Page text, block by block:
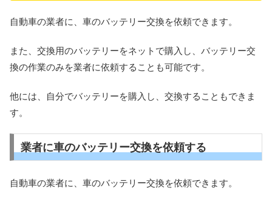
自動車の業者に、車のバッテリー交換を依頼できます。
また、交換用のバッテリーをネットで購入し、バッテリー交
換の作業のみを業者に依頼することも可能です。
他には、自分でバッテリーを購入し、交換することもできま
す。
業者に車のバッテリー交換を依頼する
自動車の業者に、車のバッテリー交換を依頼できます。